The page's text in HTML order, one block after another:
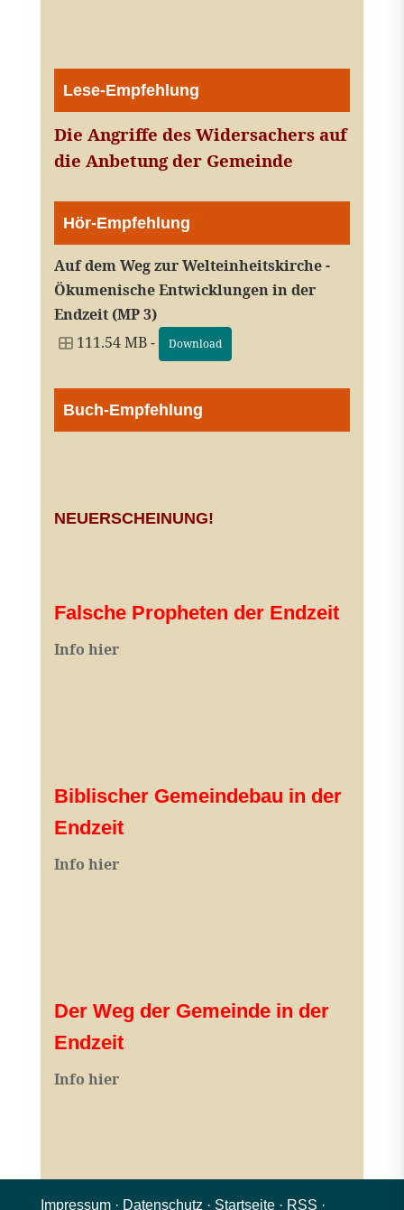
Lese-Empfehlung
Die Angriffe des Widersachers auf
die Anbetung der Gemeinde
Hör-Empfehlung
Auf dem Weg zur Welteinheitskirche -
Ökumenische Entwicklungen in der
Endzeit (MP 3)
111.54 MB -
Download
Buch-Empfehlung
NEUERSCHEINUNG!
Falsche Propheten der Endzeit
Info hier
Biblischer Gemeindebau in der
Endzeit
Info hier
Der Weg der Gemeinde in der
Endzeit
Info hier
Impressum· Datenschutz · Startseite· RSS ·